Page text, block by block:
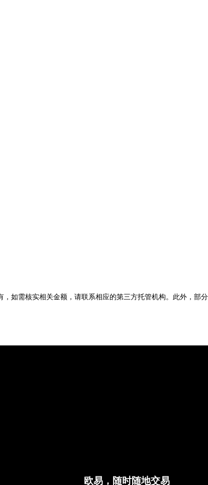
如需核实相关金额，请联系相应的第三方托管机构。此外，部分
欧易，随时随地交易